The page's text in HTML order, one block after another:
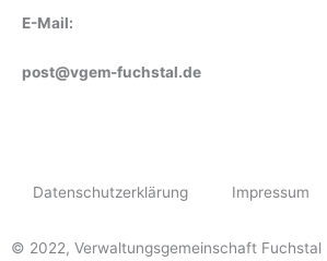
E-Mail:
post@vgem-fuchstal.de
Datenschutzerklärung Impressum
© 2022, Verwaltungsgemeinschaft Fuchstal